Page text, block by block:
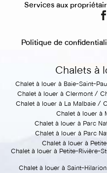
Services aux
Politique de
Chalets à
Chalet à louer à Baie-Saint-Paul
Chalet à louer à Clermont
Chalet à louer à La Malbaie
Chalet à louer à
Chalet à louer à Parc
Chalet à louer à Parc
Chalet à louer à
Chalet à louer à Petite-Rivière-
Chalet à louer à Saint-Hilarion